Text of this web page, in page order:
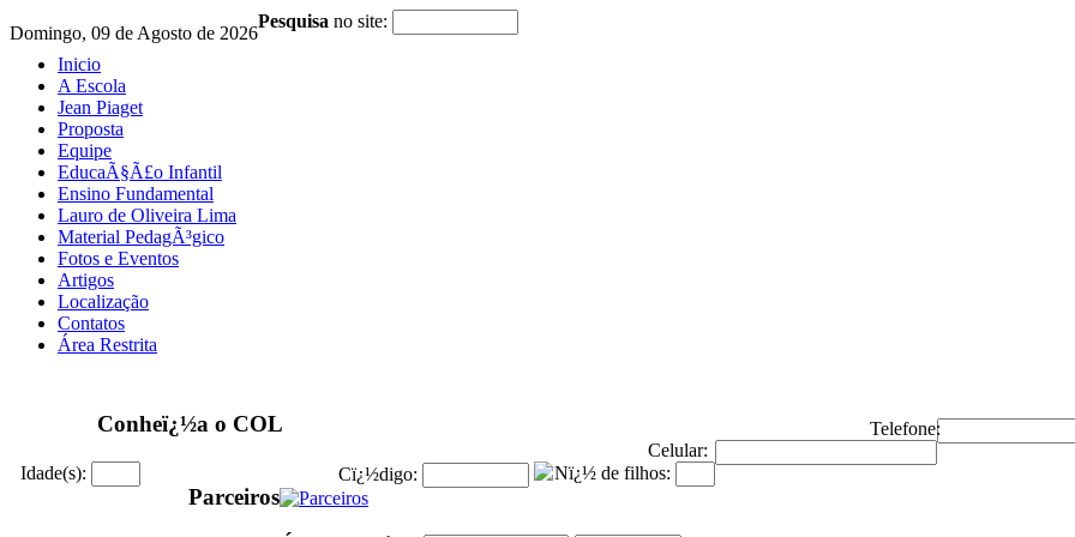
Domingo, 09 de Agosto de 2026
Pesquisa no site:
Inicio
A Escola
Jean Piaget
Proposta
Equipe
EducaÃ§Ã£o Infantil
Ensino Fundamental
Lauro de Oliveira Lima
Material PedagÃ³gico
Fotos e Eventos
Artigos
Localização
Contatos
Área Restrita
Conheï¿½a o COL
Telefone:
Celular:
Nï¿½ de filhos:
Idade(s): Cï¿½digo:
Parceiros